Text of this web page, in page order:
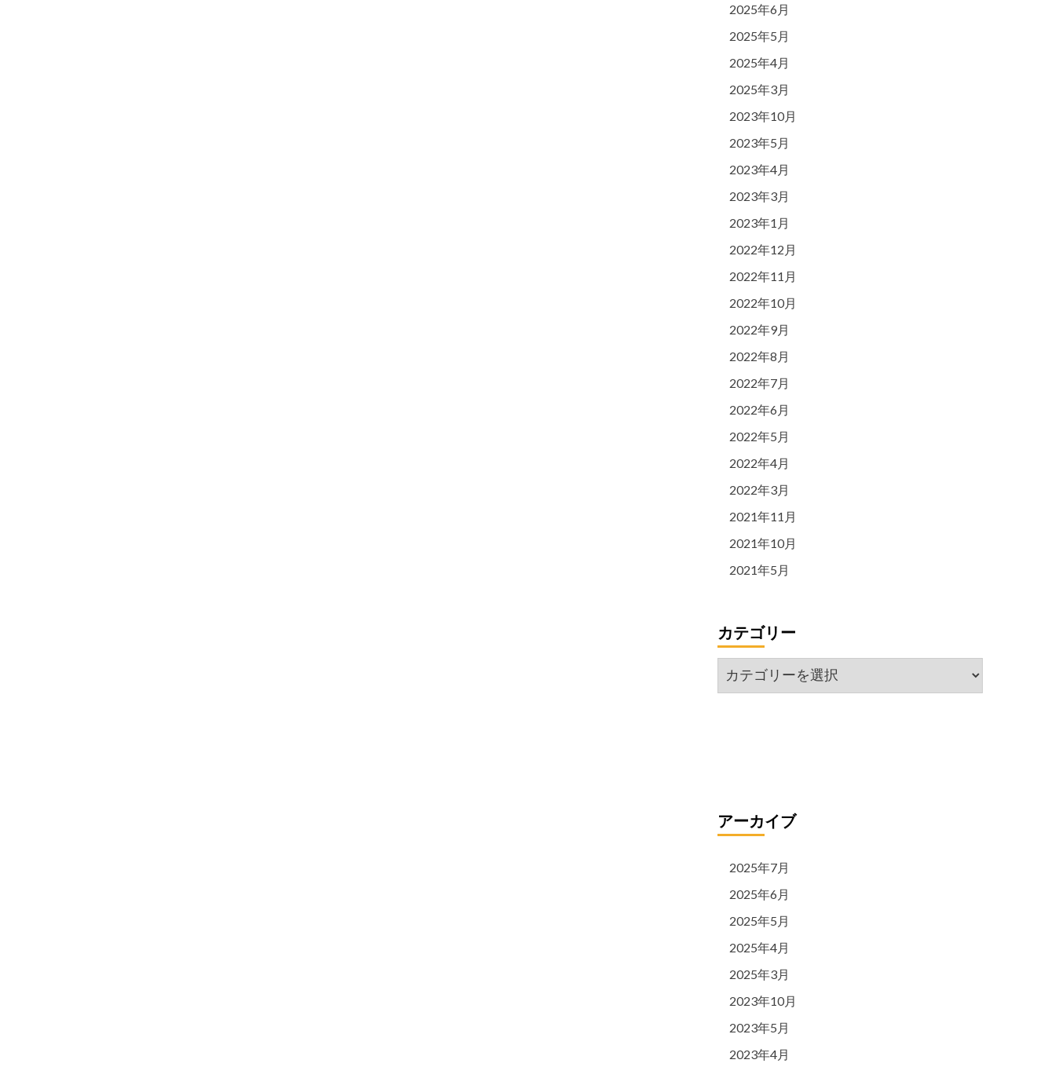
2025年6月
2025年5月
2025年4月
2025年3月
2023年10月
2023年5月
2023年4月
2023年3月
2023年1月
2022年12月
2022年11月
2022年10月
2022年9月
2022年8月
2022年7月
2022年6月
2022年5月
2022年4月
2022年3月
2021年11月
2021年10月
2021年5月
カテゴリー
アーカイブ
2025年7月
2025年6月
2025年5月
2025年4月
2025年3月
2023年10月
2023年5月
2023年4月